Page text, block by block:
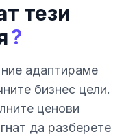
тези
?
адаптираме
бизнес цели.
ценови
да разберете